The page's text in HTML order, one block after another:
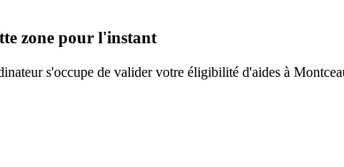
zone pour l'instant
s'occupe de valider votre éligibilité d'aides à